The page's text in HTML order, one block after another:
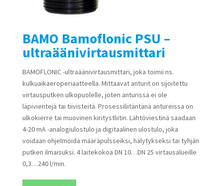
BAMO Bamoflonic PSU –
ultraäänivirtausmittari
BAMOFLONIC -ultraäänivirtausmittari, joka toimii ns.
kulkuaikaeroperiaatteella. Mittaavat anturit on sijoitettu
virtausputken ulkopuolelle, joten anturissa ei ole
läpivientejä tai tiivisteitä. Prosessiliitäntänä antureissa on
ulkokierre tai muovinen kiritystliitin. Lähtöviestinä saadaan
4-20 mA -analogiulostulo ja digitaalinen ulostulo, joka
voidaan ohjelmoida määräpulsseiksi, hälytykseksi tai tyhjän
putken ilmaisuksi. 4 laitekokoa DN 10…DN 25 virtausalueille
0,3…240 l/min.